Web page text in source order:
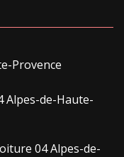
Provence
Alpes-de-Haute-
04 Alpes-de-